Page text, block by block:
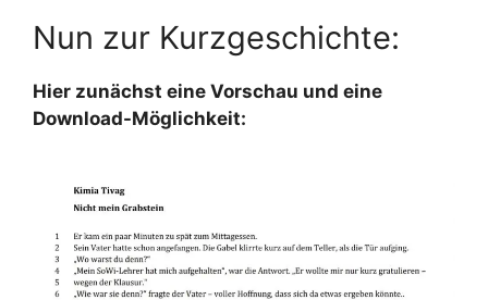
Nun zur Kurzgeschichte:
Hier zunächst eine Vorschau und eine
Download-Möglichkeit: